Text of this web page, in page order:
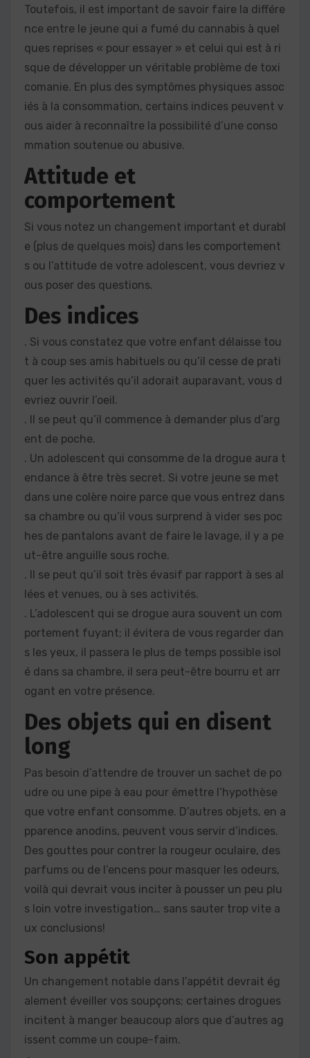
Toutefois, il est important de savoir faire la différe
nce entre le jeune qui a fumé du cannabis à quel
ques reprises « pour essayer » et celui qui est à ri
sque de développer un véritable problème de toxi
comanie. En plus des symptômes physiques assoc
iés à la consommation, certains indices peuvent v
ous aider à reconnaître la possibilité d’une conso
mmation soutenue ou abusive.
Attitude et
comportement
Si vous notez un changement important et durabl
e (plus de quelques mois) dans les comportement
s ou l’attitude de votre adolescent, vous devriez v
ous poser des questions.
Des indices
. Si vous constatez que votre enfant délaisse tou
t à coup ses amis habituels ou qu’il cesse de prati
quer les activités qu’il adorait auparavant, vous d
evriez ouvrir l’oeil.
. Il se peut qu’il commence à demander plus d’arg
ent de poche.
. Un adolescent qui consomme de la drogue aura t
endance à être très secret. Si votre jeune se met
dans une colère noire parce que vous entrez dans
sa chambre ou qu’il vous surprend à vider ses poc
hes de pantalons avant de faire le lavage, il y a pe
ut-être anguille sous roche.
. Il se peut qu’il soit très évasif par rapport à ses al
lées et venues, ou à ses activités.
. L’adolescent qui se drogue aura souvent un com
portement fuyant; il évitera de vous regarder dan
s les yeux, il passera le plus de temps possible isol
é dans sa chambre, il sera peut-être bourru et arr
ogant en votre présence.
Des objets qui en disent
long
Pas besoin d’attendre de trouver un sachet de po
udre ou une pipe à eau pour émettre l’hypothèse
que votre enfant consomme. D’autres objets, en a
pparence anodins, peuvent vous servir d’indices.
Des gouttes pour contrer la rougeur oculaire, des
parfums ou de l’encens pour masquer les odeurs,
voilà qui devrait vous inciter à pousser un peu plu
s loin votre investigation… sans sauter trop vite a
ux conclusions!
Son appétit
Un changement notable dans l’appétit devrait ég
alement éveiller vos soupçons; certaines drogues
incitent à manger beaucoup alors que d’autres ag
issent comme un coupe-faim.